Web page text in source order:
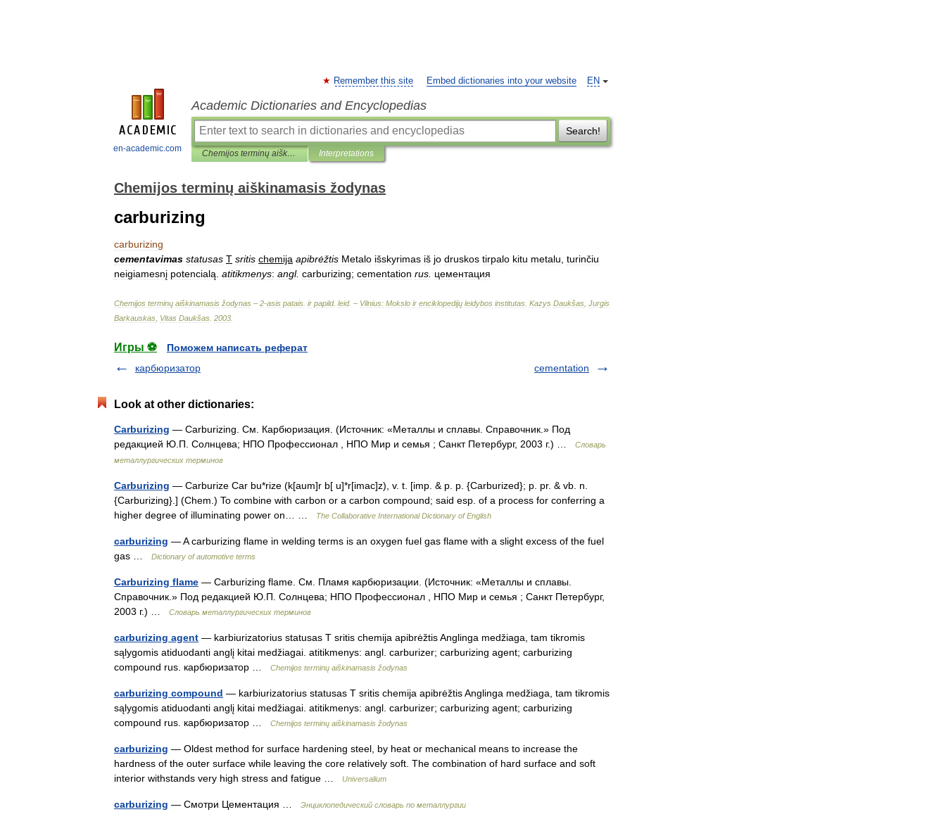
en-academic.com
EN
Remember this site Embed dictionaries into your website
Academic Dictionaries and Encyclopedias
Search!
Chemijos terminų aiškinamasis žodynas Interpretations
Chemijos terminų aiškinamasis žodynas
carburizing
carburizing
cementavimas statusas T sritis chemija apibrėžtis Metalo išskyrimas iš jo druskos tirpalo kitu metalu turinčiu
neigiamesnį potencialą atitikmenys: angl. carburizing; cementation rus цементация
Chemijos terminų aiškinamasis žodynas – 2-asis patais ir papild. leid. – Vilnius: Mokslo ir enciklopedijų leidybos institutas Kazys Daukšas Jurgis
Barkauskas Vitas Daukšas 2003
Игры ⚽
Поможем написать реферат
карбюризатор
cementation
Look at other dictionaries:
Carburizing — Carburizing. См. Карбюризация. (Источник: «Металлы и сплавы. Справочник.» Под
редакцией Ю.П. Солнцева; НПО Профессионал , НПО Мир и семья ; Санкт Петербург, 2003 г.) …
Словарь
металлургических терминов
Carburizing — Carburize Car bu*rize (k[aum]r b[ u]*r[imac]z), v. t. [imp. & p. p. {Carburized}; p. pr. & vb. n.
{Carburizing}.] (Chem.) To combine with carbon or a carbon compound; said esp. of a process for conferring a
higher degree of illuminating power on… …
The Collaborative International Dictionary of English
carburizing — A carburizing flame in welding terms is an oxygen fuel gas flame with a slight excess of the fuel
gas …
Dictionary of automotive terms
Carburizing flame — Carburizing flame. См. Пламя карбюризации. (Источник: «Металлы и сплавы.
Справочник.» Под редакцией Ю.П. Солнцева; НПО Профессионал , НПО Мир и семья ; Санкт Петербург,
2003 г.) …
Словарь металлургических терминов
carburizing agent — karbiurizatorius statusas T sritis chemija apibrėžtis Anglinga medžiaga, tam tikromis
sąlygomis atiduodanti anglį kitai medžiagai. atitikmenys: angl. carburizer; carburizing agent; carburizing
compound rus. карбюризатор …
Chemijos terminų aiškinamasis žodynas
carburizing compound — karbiurizatorius statusas T sritis chemija apibrėžtis Anglinga medžiaga, tam tikromis
sąlygomis atiduodanti anglį kitai medžiagai. atitikmenys: angl. carburizer; carburizing agent; carburizing
compound rus. карбюризатор …
Chemijos terminų aiškinamasis žodynas
carburizing — Oldest method for surface hardening steel, by heat or mechanical means to increase the
hardness of the outer surface while leaving the core relatively soft. The combination of hard surface and soft
interior withstands very high stress and fatigue …
Universalium
carburizing — Смотри Цементация … Энциклопедический словарь по металлургии